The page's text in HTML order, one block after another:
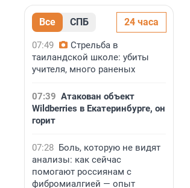
Все СПБ 24 часа
07:49
Стрельба в
таиландской школе: убиты
учителя, много раненых
07:39 Атакован объект
Wildberries в Екатеринбурге, он
горит
07:28 Боль, которую не видят
анализы: как сейчас
помогают россиянам с
фибромиалгией — опыт